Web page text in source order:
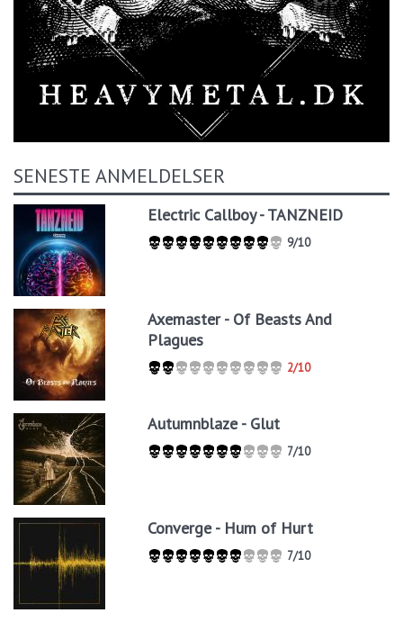
SENESTE ANMELDELSER
Electric Callboy - TANZNEID
9/10
Axemaster - Of Beasts And
Plagues
2/10
Autumnblaze - Glut
7/10
Converge - Hum of Hurt
7/10